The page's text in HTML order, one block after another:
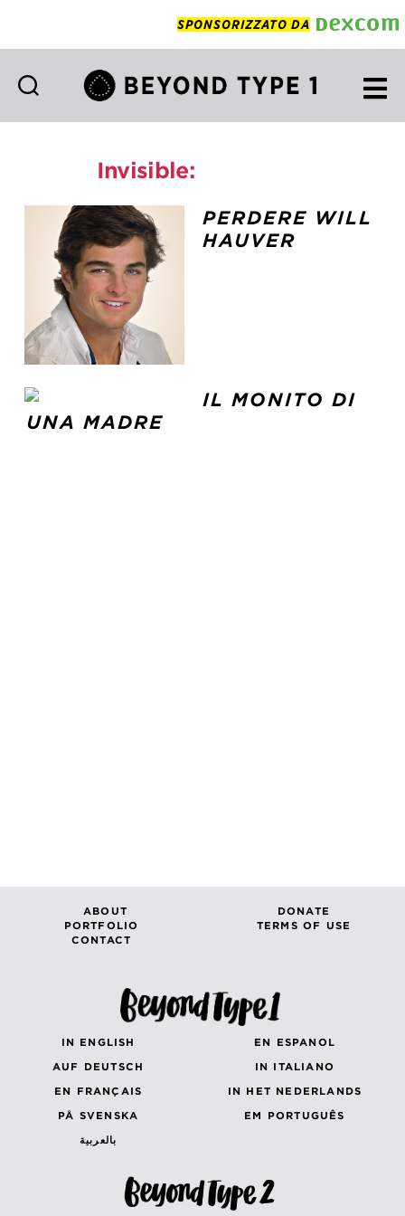
SPONSORIZZATO DA
Invisible:
PERDERE WILL
HAUVER
IL MONITO DI
UNA MADRE
ABOUT
DONATE
PORTFOLIO
TERMS OF USE
CONTACT
IN ENGLISH
EN ESPANOL
AUF DEUTSCH
IN ITALIANO
EN FRANÇAIS
IN HET NEDERLANDS
PÅ SVENSKA
EM PORTUGUÊS
بالعربية